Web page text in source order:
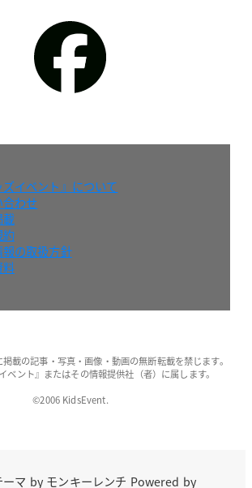
ズイベント』について
わせ
載
約
の取扱方針
料
掲載の記事・写真・画像・動画の無断転載を禁じます。
ベント』またはその情報提供社（者）に属します。
©2006 KidsEvent.
マ by モンキーレンチ Powered by